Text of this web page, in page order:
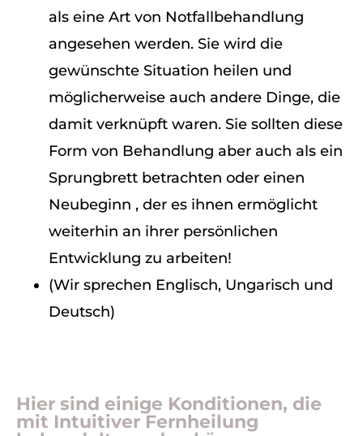
als eine Art von Notfallbehandlung
angesehen werden. Sie wird die
gewünschte Situation heilen und
möglicherweise auch andere Dinge, die
damit verknüpft waren. Sie sollten diese
Form von Behandlung aber auch als ein
Sprungbrett betrachten oder einen
Neubeginn , der es ihnen ermöglicht
weiterhin an ihrer persönlichen
Entwicklung zu arbeiten!
(Wir sprechen Englisch, Ungarisch und
Deutsch)
Hier sind einige Konditionen, die
mit Intuitiver Fernheilung